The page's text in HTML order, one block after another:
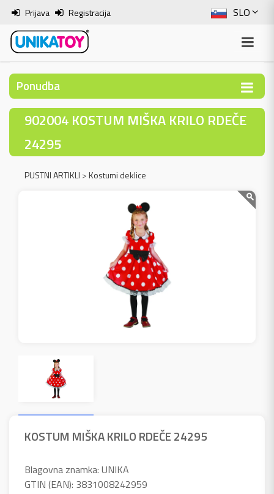
SLO
ENG
ITA
Prijava Registracija
Ponudba
902004 KOSTUM MIŠKA KRILO RDEČE
24295
PUSTNI ARTIKLI >Kostumi deklice
KOSTUM MIŠKA KRILO RDEČE 24295
Blagovna znamka: UNIKA
GTIN (EAN): 3831008242959